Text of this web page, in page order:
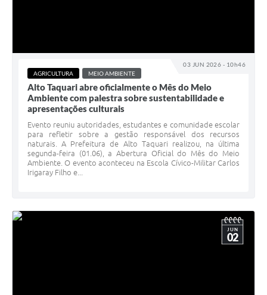
03 JUN 2026 - 10h46
AGRICULTURA MEIO AMBIENTE
Alto Taquari abre oficialmente o Mês do Meio
Ambiente com palestra sobre sustentabilidade e
apresentações culturais
Evento reuniu autoridades, estudantes e comunidade escolar
para refletir sobre a gestão responsável dos recursos
naturais. A Prefeitura de Alto Taquari realizou, na última
segunda-feira (01.06), a Abertura Oficial do Mês do Meio
Ambiente. O evento aconteceu na Escola Cívico-Militar Carlos
Irigaray Filho e...
JUN
02